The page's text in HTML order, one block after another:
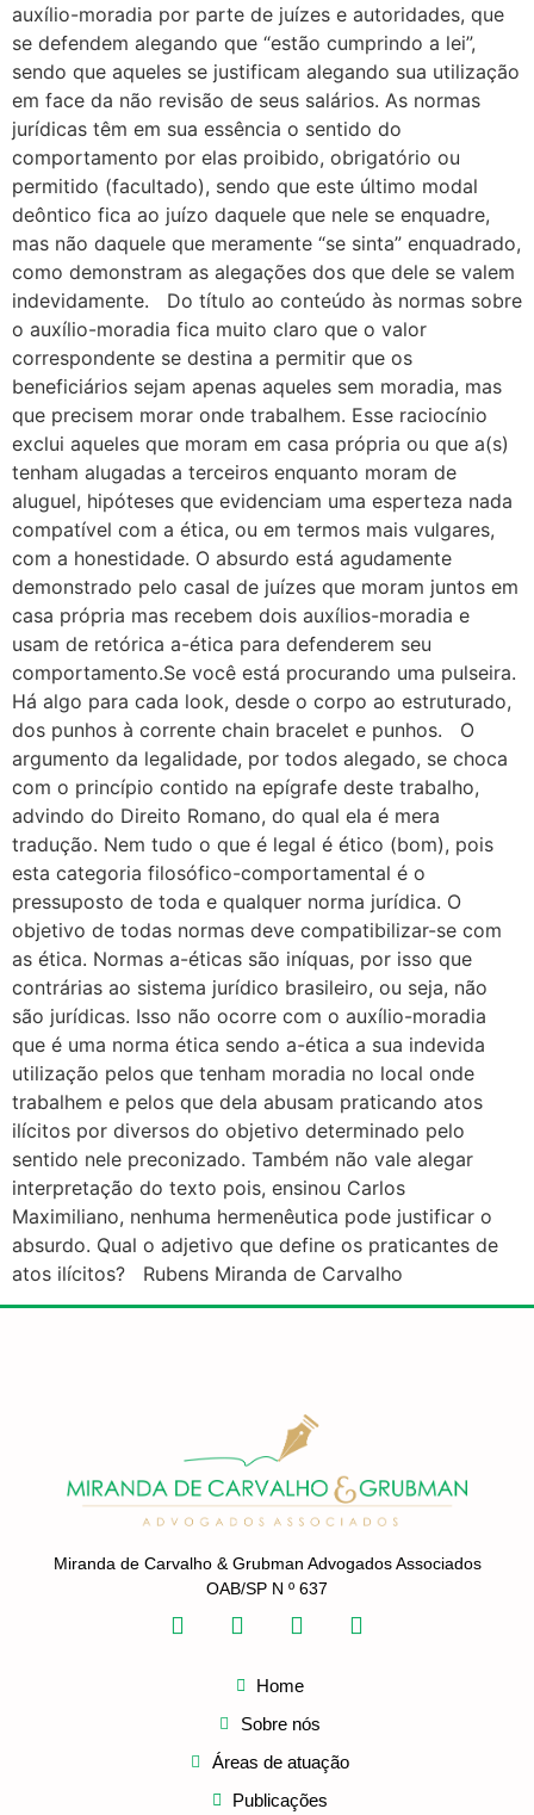
auxílio-moradia por parte de juízes e autoridades, que
se defendem alegando que “estão cumprindo a lei”,
sendo que aqueles se justificam alegando sua utilização
em face da não revisão de seus salários. As normas
jurídicas têm em sua essência o sentido do
comportamento por elas proibido, obrigatório ou
permitido (facultado), sendo que este último modal
deôntico fica ao juízo daquele que nele se enquadre,
mas não daquele que meramente “se sinta” enquadrado,
como demonstram as alegações dos que dele se valem
indevidamente. Do título ao conteúdo às normas sobre
o auxílio-moradia fica muito claro que o valor
correspondente se destina a permitir que os
beneficiários sejam apenas aqueles sem moradia, mas
que precisem morar onde trabalhem. Esse raciocínio
exclui aqueles que moram em casa própria ou que a(s)
tenham alugadas a terceiros enquanto moram de
aluguel, hipóteses que evidenciam uma esperteza nada
compatível com a ética, ou em termos mais vulgares,
com a honestidade. O absurdo está agudamente
demonstrado pelo casal de juízes que moram juntos em
casa própria mas recebem dois auxílios-moradia e
usam de retórica a-ética para defenderem seu
comportamento.Se você está procurando uma pulseira.
Há algo para cada look, desde o corpo ao estruturado,
dos punhos à corrente chain bracelet e punhos. O
argumento da legalidade, por todos alegado, se choca
com o princípio contido na epígrafe deste trabalho,
advindo do Direito Romano, do qual ela é mera
tradução. Nem tudo o que é legal é ético (bom), pois
esta categoria filosófico-comportamental é o
pressuposto de toda e qualquer norma jurídica. O
objetivo de todas normas deve compatibilizar-se com
as ética. Normas a-éticas são iníquas, por isso que
contrárias ao sistema jurídico brasileiro, ou seja, não
são jurídicas. Isso não ocorre com o auxílio-moradia
que é uma norma ética sendo a-ética a sua indevida
utilização pelos que tenham moradia no local onde
trabalhem e pelos que dela abusam praticando atos
ilícitos por diversos do objetivo determinado pelo
sentido nele preconizado. Também não vale alegar
interpretação do texto pois, ensinou Carlos
Maximiliano, nenhuma hermenêutica pode justificar o
absurdo. Qual o adjetivo que define os praticantes de
atos ilícitos? Rubens Miranda de Carvalho
Miranda de Carvalho & Grubman Advogados Associados
OAB/SP N º 637
Home
Sobre nós
Áreas de atuação
Publicações